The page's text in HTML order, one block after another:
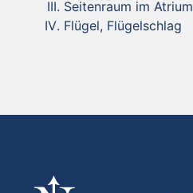
Seitenraum im Atrium
Flügel, Flügelschlag